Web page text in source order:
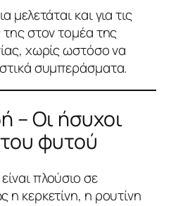
μελετάται και για τις
της στον τομέα της
χωρίς ωστόσο να
συμπεράσματα.
– Οι ήσυχοι
φυτού
πλούσιο σε
η κερκετίνη, η ρουτίνη